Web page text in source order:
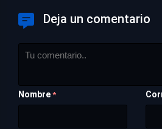
Deja un comentario
Nombre *